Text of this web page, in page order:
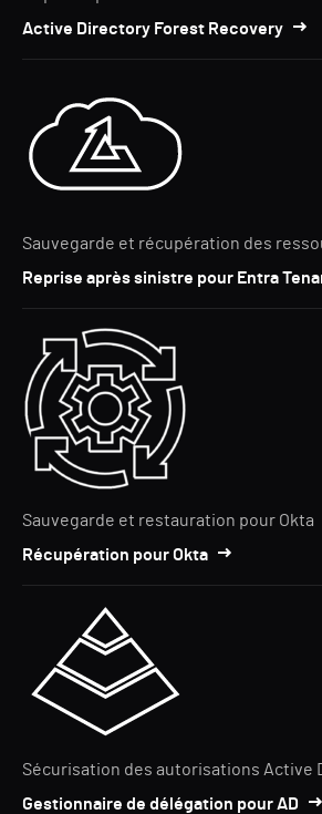
Active Directory Forest Recovery
Sauvegarde et récupération des
Reprise après sinistre pour Entra
Sauvegarde et restauration pour Okta
Récupération pour Okta
Sécurisation des autorisations Active
Gestionnaire de délégation pour AD